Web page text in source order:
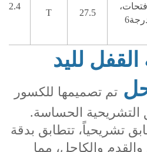
4 فتحات،
27.5
T
2.4\2.7م
لليد
تم تصميمها للكسور
التشريحية الحساسة.
تشريحياً، تتطابق بدقة
والكاحل، مما